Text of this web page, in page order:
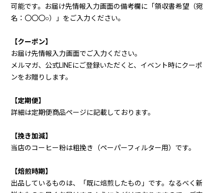
可能です。お届け先情報入力画面の備考欄に「領収書希望（宛
名：〇〇〇○）」をご入力ください。
【クーポン】
お届け先情報入力画面でご入力ください。
メルマガ、公式LINEにご登録いただくと、イベント時にクーポ
ンをお贈りします。
【定期便】
詳細は定期便商品ページに記載しております。
【挽き加減】
当店のコーヒー粉は粗挽き（ペーパーフィルター用）です。
【焙煎時期】
出品しているものは、「既に焙煎したもの」です。なるべく新